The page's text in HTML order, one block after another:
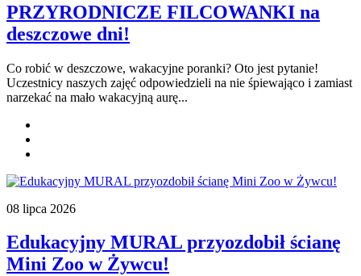
PRZYRODNICZE FILCOWANKI na
deszczowe dni!
Co robić w deszczowe, wakacyjne poranki? Oto jest pytanie!
Uczestnicy naszych zajęć odpowiedzieli na nie śpiewająco i zamiast
narzekać na mało wakacyjną aurę...
08 lipca 2026
Edukacyjny MURAL przyozdobił ścianę
Mini Zoo w Żywcu!